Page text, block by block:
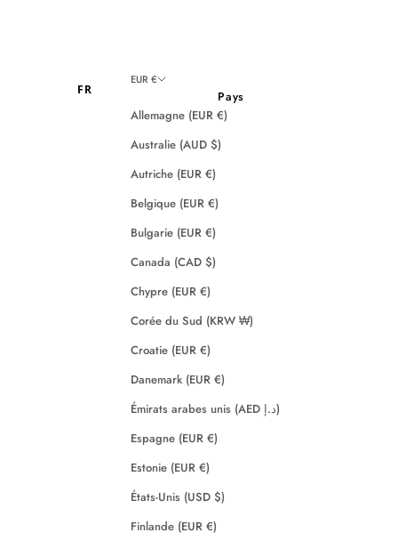
FR
EUR €
Pays
Allemagne (EUR €)
Australie (AUD $)
Autriche (EUR €)
Belgique (EUR €)
Bulgarie (EUR €)
Canada (CAD $)
Chypre (EUR €)
Corée du Sud (KRW ₩)
Croatie (EUR €)
Danemark (EUR €)
Émirats arabes unis (AED د.إ)
Espagne (EUR €)
Estonie (EUR €)
États-Unis (USD $)
Finlande (EUR €)